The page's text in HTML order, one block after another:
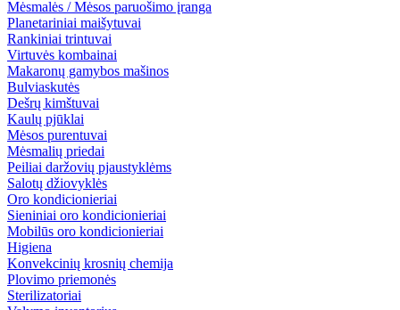
Mėsmalės / Mėsos paruošimo įranga
Planetariniai maišytuvai
Rankiniai trintuvai
Virtuvės kombainai
Makaronų gamybos mašinos
Bulviaskutės
Dešrų kimštuvai
Kaulų pjūklai
Mėsos purentuvai
Mėsmalių priedai
Peiliai daržovių pjaustyklėms
Salotų džiovyklės
Oro kondicionieriai
Sieniniai oro kondicionieriai
Mobilūs oro kondicionieriai
Higiena
Konvekcinių krosnių chemija
Plovimo priemonės
Sterilizatoriai